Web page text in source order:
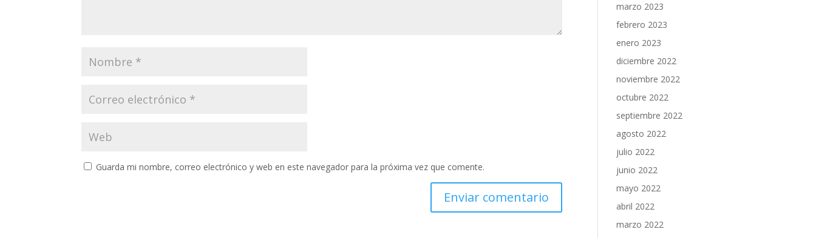
Guarda mi nombre, correo electrónico y web en este navegador para la próxima vez que comente.
marzo 2023
febrero 2023
enero 2023
diciembre 2022
noviembre 2022
octubre 2022
septiembre 2022
agosto 2022
julio 2022
junio 2022
mayo 2022
abril 2022
marzo 2022